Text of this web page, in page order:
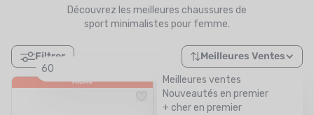
/ VOYAGE
/ NATATION
SPORTS
Découvrez les meilleures chaussures de
sport minimalistes pour femme.
Filtrer
60
Meilleures Ventes
Meilleures ventes
Nouveautés en premier
+ cher en premier
PROMO PROMO